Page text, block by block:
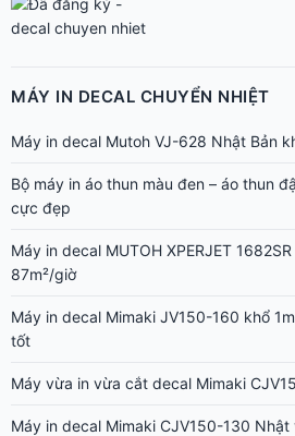
MÁY IN DECAL CHUYỂN NHIỆT
Máy in decal Mutoh VJ-628 Nhật Bản
Bộ máy in áo thun màu đen – áo thun
cực đẹp
Máy in decal MUTOH XPERJET
87m²/giờ
Máy in decal Mimaki JV150-160 khổ
tốt
Máy vừa in vừa cắt decal Mimaki
Máy in decal Mimaki CJV150-130